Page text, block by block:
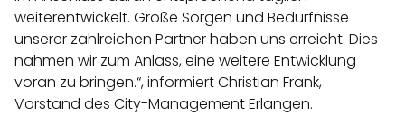
weiterentwickelt. Große Sorgen und Bedürfnisse
unserer zahlreichen Partner haben uns erreicht. Dies
nahmen wir zum Anlass, eine weitere Entwicklung
voran zu bringen.“, informiert Christian Frank,
Vorstand des City-Management Erlangen.